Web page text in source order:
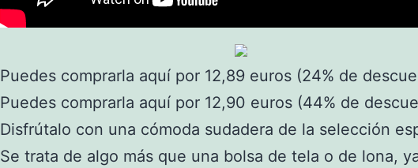
Puedes comprarla aquí por 12,89 euros (24% de
Puedes comprarla aquí por 12,90 euros (44% de
Disfrútalo con una cómoda sudadera de la selección
Se trata de algo más que una bolsa de tela o de lona,